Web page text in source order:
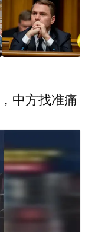
中方找准痛